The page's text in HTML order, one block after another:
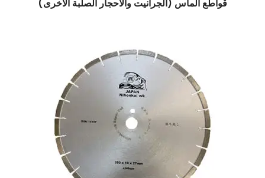
قواطع الماس (الجرانيت والأحجار الصلبة الأخرى)